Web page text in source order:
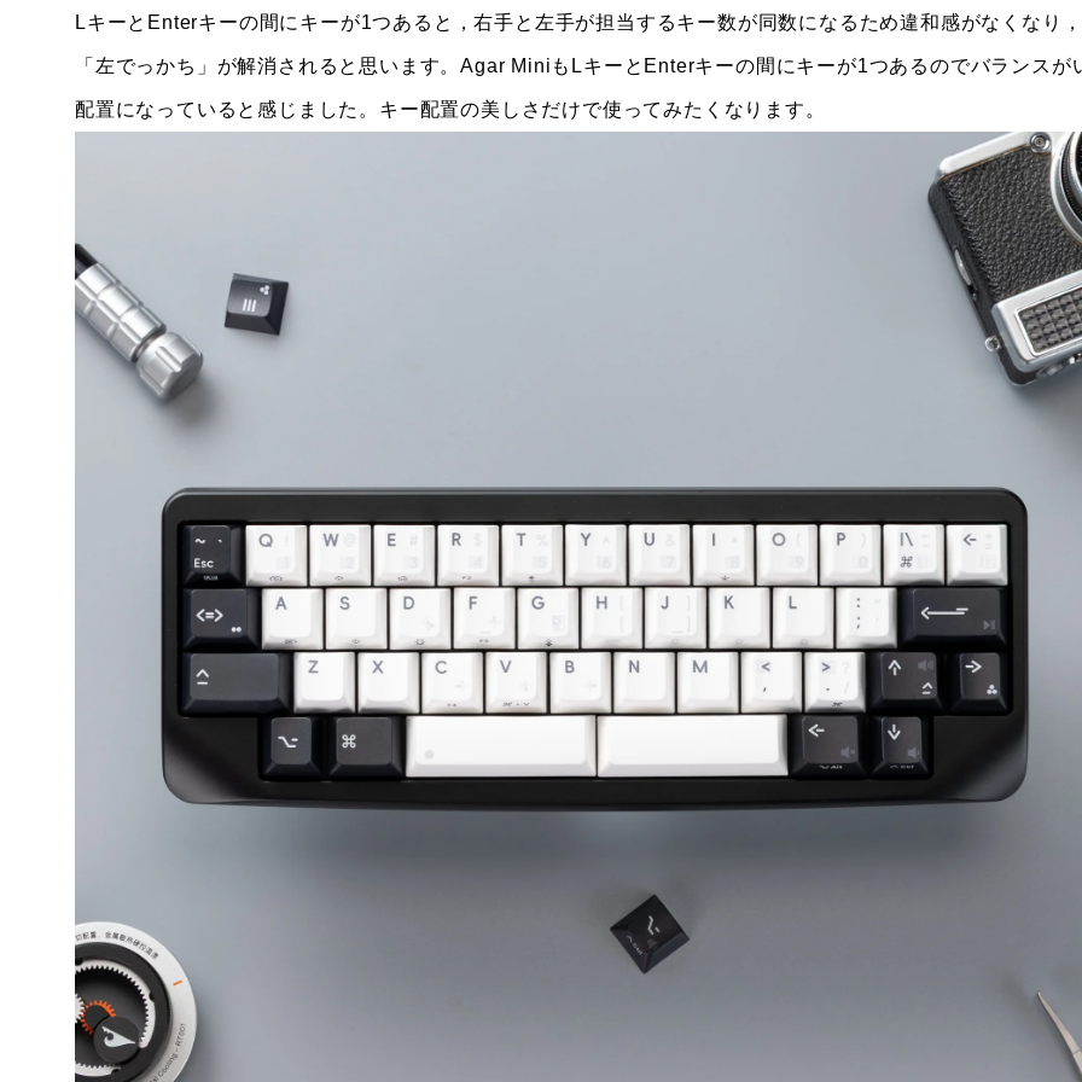
LキーとEnterキーの間にキーが1つあると，右手と左手が担当するキー数が同数になるため違和感がなくなり，
「左でっかち」が解消されると思います。Agar MiniもLキーとEnterキーの間にキーが1つあるのでバランスが
配置になっていると感じました。キー配置の美しさだけで使ってみたくなります。